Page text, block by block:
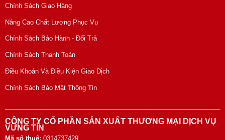
Chính Sách Giao Hàng
Nâng Cao Chất Lượng Phục Vụ
Chính Sách Bảo Hành - Đổi Trả
Chính Sách Thanh Toán
Điều Khoản Và Điều Kiện Giao Dịch
Chính Sách Bảo Mật Thông Tin
CÔNG TY CỔ PHẦN SẢN XUẤT THƯƠNG MẠI DỊCH VỤ
VỮNG TÍN
Mã số thuế: 0314737429